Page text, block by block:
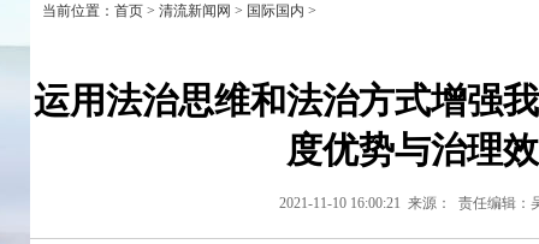
当前位置：首页 > 清流新闻网 > 国际国内 >
运用法治思维和法治方式增强
度优势与治理
2021-11-10 16:00:21 来源： 责任编辑：